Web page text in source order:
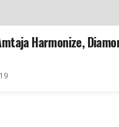
Harmonize,